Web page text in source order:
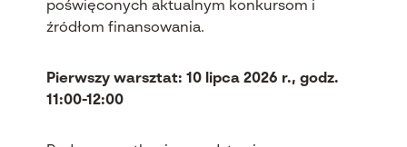
poświęconych aktualnym konkursom i
źródłom finansowania.
Pierwszy warsztat: 10 lipca 2026 r., godz.
11:00-12:00